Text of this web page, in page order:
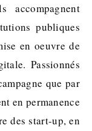
publiques
en oeuvre de
Passionnés
que par
en permanence
des start-up, en